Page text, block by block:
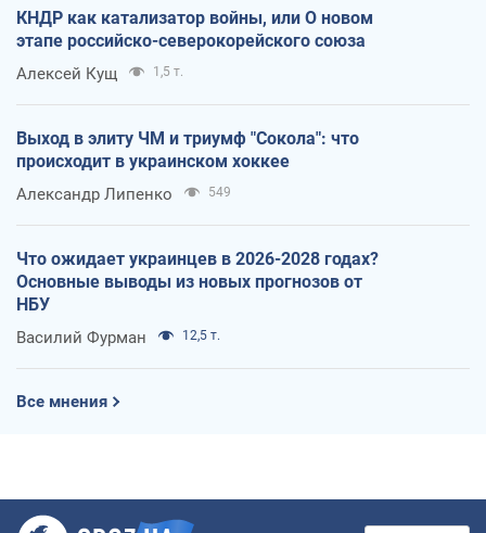
КНДР как катализатор войны, или О новом
этапе российско-северокорейского союза
Алексей Кущ 1,5 т.
Выход в элиту ЧМ и триумф "Сокола": что
происходит в украинском хоккее
Александр Липенко 549
Что ожидает украинцев в 2026-2028 годах?
Основные выводы из новых прогнозов от
НБУ
Василий Фурман 12,5 т.
Все мнения